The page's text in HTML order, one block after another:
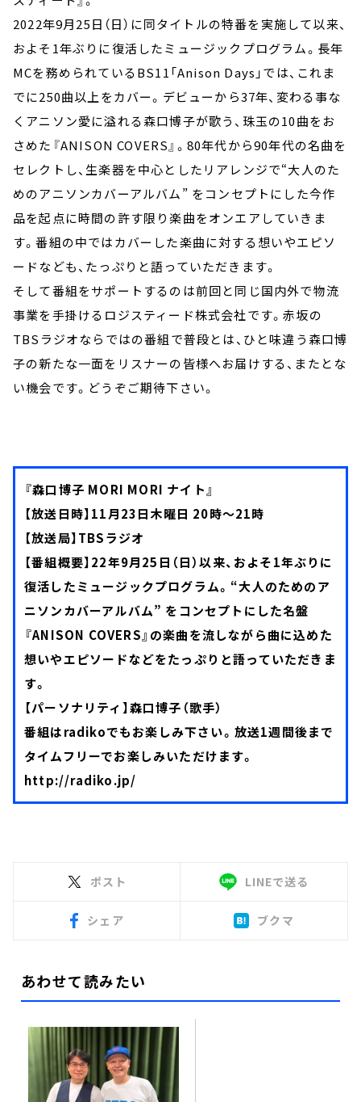
2022年9月25日（日）に同タイトルの特番を実施して以来、
およそ1年ぶりに復活したミュージックプログラム。長年
MCを務められているBS11「Anison Days」では、これま
でに250曲以上をカバー。デビューから37年、変わる事な
くアニソン愛に溢れる森口博子が歌う、珠玉の10曲をお
さめた『ANISON COVERS』。80年代から90年代の名曲を
セレクトし、生楽器を中心としたリアレンジで“大人のた
めのアニソンカバーアルバム” をコンセプトにした今作
品を起点に時間の許す限り楽曲をオンエアしていきま
す。番組の中ではカバーした楽曲に対する想いやエピソ
ードなども、たっぷりと語っていただきます。
そして番組をサポートするのは前回と同じ国内外で物流
事業を手掛けるロジスティード株式会社です。赤坂の
TBSラジオならではの番組で普段とは、ひと味違う森口博
子の新たな一面をリスナーの皆様へお届けする、またとな
い機会です。どうぞご期待下さい。
『森口博子 MORI MORI ナイト』
【放送日時】11月23日木曜日 20時～21時
【放送局】TBSラジオ
【番組概要】22年9月25日（日）以来、およそ1年ぶりに
復活したミュージックプログラム。“大人のためのア
ニソンカバーアルバム” をコンセプトにした名盤
『ANISON COVERS』の楽曲を流しながら曲に込めた
想いやエピソードなどをたっぷりと語っていただきま
す。
【パーソナリティ】森口博子（歌手）
番組はradikoでもお楽しみ下さい。放送1週間後まで
タイムフリーでお楽しみいただけます。
http://radiko.jp/
ポスト LINEで送る
シェア ブクマ
あわせて読みたい